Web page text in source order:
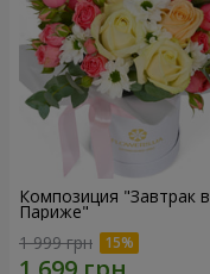
Композиция "Завтрак в
Париже"
1 999 грн